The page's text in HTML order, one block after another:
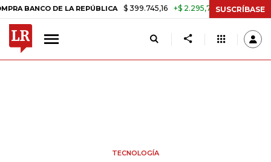
DE LA REPÚBLICA $ 399.745,16 +$ 2.295,71 +0,58% TASA DE
SUSCRÍBASE
TECNOLOGÍA